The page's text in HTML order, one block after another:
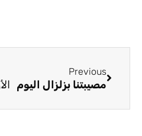
Previous
مصيبتنا بزلزال اليوم